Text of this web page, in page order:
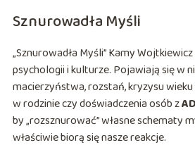
Sznurowadła Myśli
„Sznurowadła Myśli” Kamy
psychologii i kulturze. Pojawiają się w
macierzyństwa, rozstań, kryzysu
w rodzinie czy doświadczenia osób z
by „rozsznurować” własne schematy
właściwie biorą się nasze reakcje.